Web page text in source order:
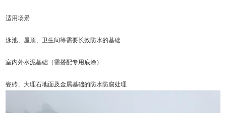
适用场景
泳池、屋顶、卫生间等需要长效防水的基础
室内外水泥基础（需搭配专用底涂）
瓷砖、大理石地面及金属基础的防水防腐处理